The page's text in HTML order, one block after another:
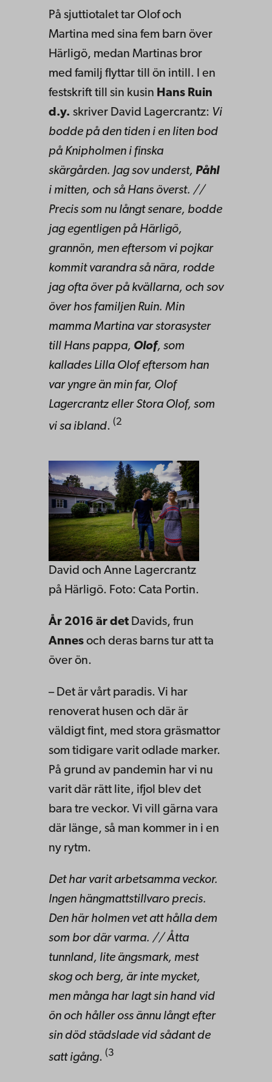
På sjuttiotalet tar Olof och
Martina med sina fem barn över
Härligö, medan Martinas bror
med familj flyttar till ön intill. I en
festskrift till sin kusin Hans Ruin
d.y. skriver David Lagercrantz: Vi
bodde på den tiden i en liten bod
på Knipholmen i finska
skärgården. Jag sov underst, Påhl
i mitten, och så Hans överst. //
Precis som nu långt senare, bodde
jag egentligen på Härligö,
grannön, men eftersom vi pojkar
kommit varandra så nära, rodde
jag ofta över på kvällarna, och sov
över hos familjen Ruin. Min
mamma Martina var storasyster
till Hans pappa, Olof, som
kallades Lilla Olof eftersom han
var yngre än min far, Olof
Lagercrantz eller Stora Olof, som
vi sa ibland. (2
David och Anne Lagercrantz
på Härligö. Foto: Cata Portin.
År 2016 är det Davids, frun
Annes och deras barns tur att ta
över ön.
– Det är vårt paradis. Vi har
renoverat husen och där är
väldigt fint, med stora gräsmattor
som tidigare varit odlade marker.
På grund av pandemin har vi nu
varit där rätt lite, ifjol blev det
bara tre veckor. Vi vill gärna vara
där länge, så man kommer in i en
ny rytm.
Det har varit arbetsamma veckor.
Ingen hängmattstillvaro precis.
Den här holmen vet att hålla dem
som bor där varma. // Åtta
tunnland, lite ängsmark, mest
skog och berg, är inte mycket,
men många har lagt sin hand vid
ön och håller oss ännu långt efter
sin död städslade vid sådant de
satt igång. (3